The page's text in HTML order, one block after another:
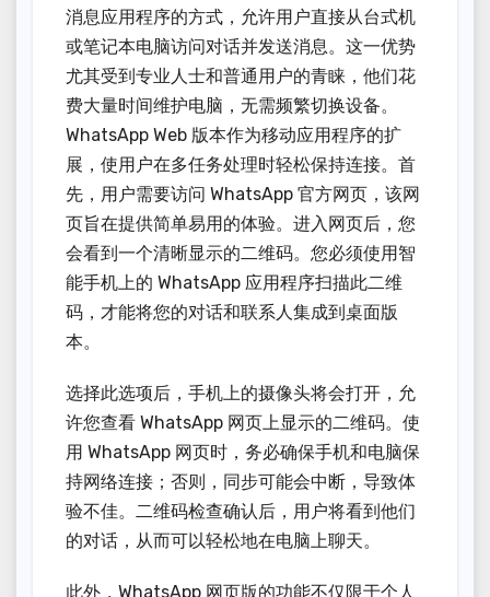
消息应用程序的方式，允许用户直接从台式机
或笔记本电脑访问对话并发送消息。这一优势
尤其受到专业人士和普通用户的青睐，他们花
费大量时间维护电脑，无需频繁切换设备。
WhatsApp Web 版本作为移动应用程序的扩
展，使用户在多任务处理时轻松保持连接。首
先，用户需要访问 WhatsApp 官方网页，该网
页旨在提供简单易用的体验。进入网页后，您
会看到一个清晰显示的二维码。您必须使用智
能手机上的 WhatsApp 应用程序扫描此二维
码，才能将您的对话和联系人集成到桌面版
本。
选择此选项后，手机上的摄像头将会打开，允
许您查看 WhatsApp 网页上显示的二维码。使
用 WhatsApp 网页时，务必确保手机和电脑保
持网络连接；否则，同步可能会中断，导致体
验不佳。二维码检查确认后，用户将看到他们
的对话，从而可以轻松地在电脑上聊天。
此外，WhatsApp 网页版的功能不仅限于个人